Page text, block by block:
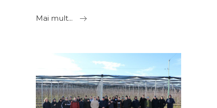
Mai mult...